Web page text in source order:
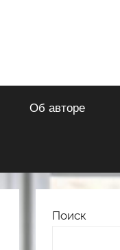
Об авторе
Поиск